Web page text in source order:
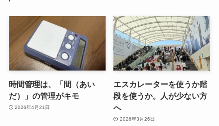
時間管理は、「間（あい
だ）」の管理がキモ
2026年4月21日
エスカレーターを使うか階
段を使うか。人が少ない方
へ
2026年3月26日